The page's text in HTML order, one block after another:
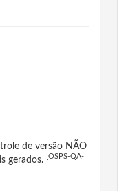
de versão NÃO
gerados.
[OSPS-QA-